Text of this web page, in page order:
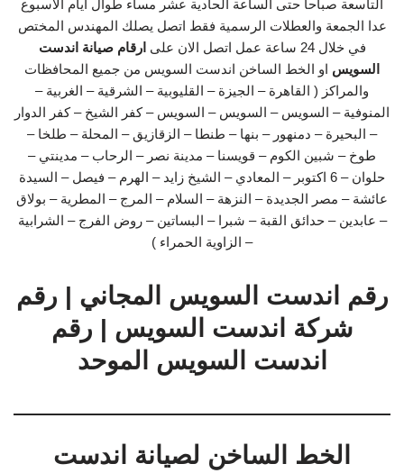
التاسعة صباحا حتى الساعة الحادية عشر مساء طوال ايام الاسبوع
عدا الجمعة والعطلات الرسمية فقط اتصل يصلك المهندس المختص
في خلال 24 ساعة عمل اتصل الان على
ارقام صيانة اندست
السويس او الخط الساخن اندست السويس من جميع المحافظات
والمراكز ( القاهرة – الجيزة – القليوبية – الشرقية – الغربية –
المنوفية – السويس – السويس – السويس – كفر الشيخ – كفر الدوار
– البحيرة – دمنهور – بنها – طنطا – الزقازيق – المحلة – طلخا –
طوخ – شبين الكوم – قويسنا – مدينة نصر – الرحاب – مدينتي –
حلوان – 6 اكتوبر – المعادي – الشيخ زايد – الهرم – فيصل – السيدة
عائشة – مصر الجديدة – النزهة – السلام – المرج – المطرية – بولاق
– عابدين – حدائق القبة – شبرا – البساتين – روض الفرج – الشرابية
– الزاوية الحمراء )
رقم اندست السويس المجاني | رقم
شركة اندست السويس | رقم
اندست السويس الموحد
الخط الساخن لصيانة اندست